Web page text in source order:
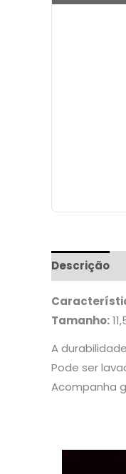
Descrição
Tamanho:
A
Pode ser
Acompanha